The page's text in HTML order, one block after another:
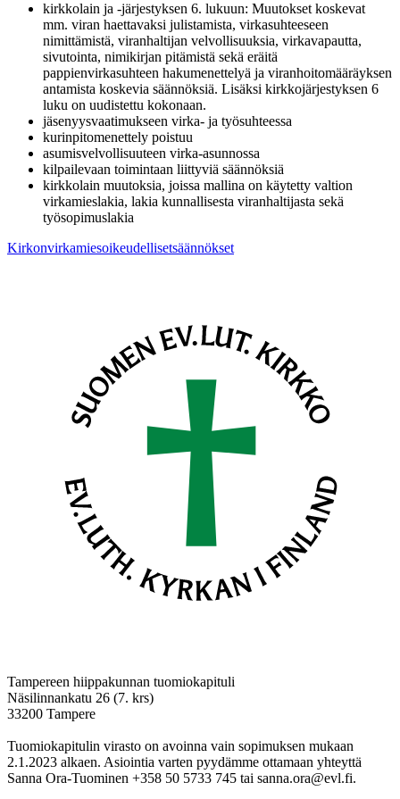
kirkkolain ja -järjestyksen 6. lukuun: Muutokset koskevat
mm. viran haettavaksi julistamista, virkasuhteeseen
nimittämistä, viranhaltijan velvollisuuksia, virkavapautta,
sivutointa, nimikirjan pitämistä sekä eräitä
pappienvirkasuhteen hakumenettelyä ja viranhoitomääräyksen
antamista koskevia säännöksiä. Lisäksi kirkkojärjestyksen 6
luku on uudistettu kokonaan.
jäsenyysvaatimukseen virka- ja työsuhteessa
kurinpitomenettely poistuu
asumisvelvollisuuteen virka-asunnossa
kilpailevaan toimintaan liittyviä säännöksiä
kirkkolain muutoksia, joissa mallina on käytetty valtion
virkamieslakia, lakia kunnallisesta viranhaltijasta sekä
työsopimuslakia
Kirkonvirkamiesoikeudellisetsäännökset
Tampereen hiippakunnan tuomiokapituli
Näsilinnankatu 26 (7. krs)
33200 Tampere
Tuomiokapitulin virasto on avoinna vain sopimuksen mukaan
2.1.2023 alkaen. Asiointia varten pyydämme ottamaan yhteyttä
Sanna Ora-Tuominen +358 50 5733 745 tai sanna.ora@evl.fi.